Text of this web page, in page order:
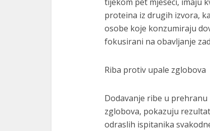
proteina iz drugih izvora,
osobe koje konzumiraju
fokusirani na obavljanje
Riba protiv upale zglobova
Dodavanje ribe u
zglobova, pokazuju
odraslih ispitanika